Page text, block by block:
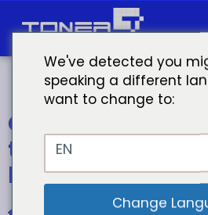
Grossistes
toner
brother hl 1110
We've detected you
speaking a different
want to change to:
EN
Change